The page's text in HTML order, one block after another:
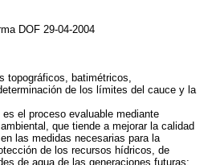
DOF 29-04-2004
topográficos, batimétricos,
de los límites del cauce y la
el proceso evaluable mediante
que tiende a mejorar la calidad
las medidas necesarias para la
de los recursos hídricos, de
de agua de las generaciones futuras;